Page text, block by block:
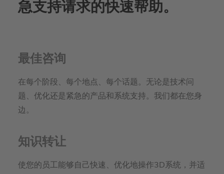
急支持请求的快速帮助。
最佳咨询
在每个阶段、每个地点、每个话题。无论是技术问
题、优化还是紧急的产品和系统支持。我们都在您身
边。
知识转让
使您的员工能够自己快速、优化地操作3D系统，并适